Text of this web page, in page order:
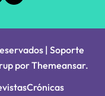
| Soporte
porThemeansar.
Crónicas